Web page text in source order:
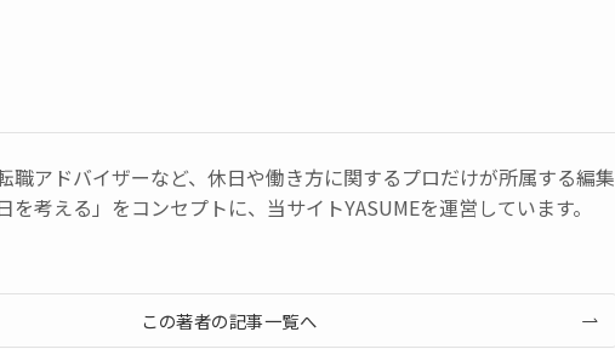
職アドバイザーなど、休日や働き方に関するプロだけが所属する編集
を考える」をコンセプトに、当サイトYASUMEを運営しています。
この著者の記事一覧へ